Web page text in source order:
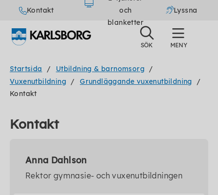
Kontakt
och
blanketter
Lyssna
Startsida
Utbildning & barnomsorg
Vuxenutbildning
Grundläggande vuxenutbildning
Kontakt
Kontakt
Anna Dahlson
Rektor gymnasie- och vuxenutbildningen